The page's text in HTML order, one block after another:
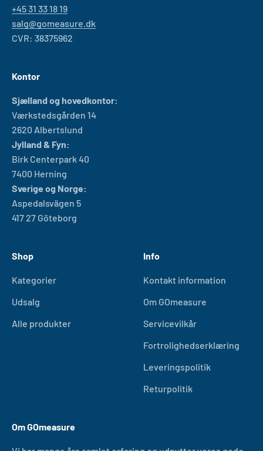
+45 31 33 18 19
salg@gomeasure.dk
CVR: 38375962
Kontor
Sjælland og hovedkontor:
Værkstedsgården 14
2620 Albertslund
Jylland & Fyn:
Birk Centerpark 40
7400 Herning
Sverige og Norge:
Aspedalsvägen 5
417 27 Göteborg
Shop
Kategorier
Udsalg
Alle produkter
Info
Kontakt information
Om GOmeasure
Servicevilkår
Fortrolighedserklæring
Leveringspolitik
Returpolitik
Om GOmeasure